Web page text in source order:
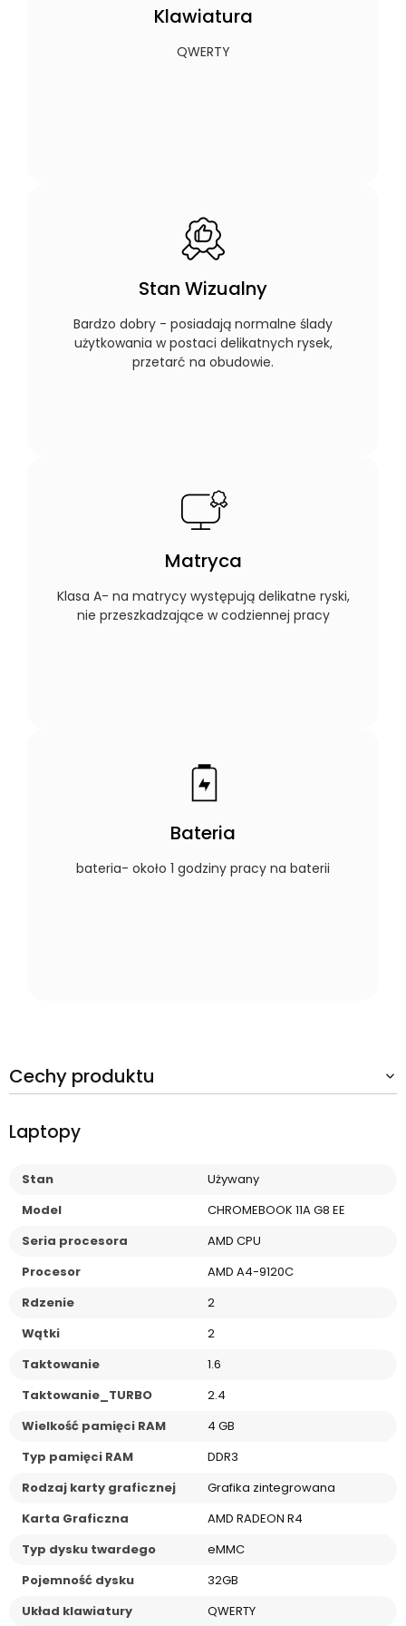
Klawiatura
QWERTY
Stan Wizualny
Bardzo dobry - posiadają normalne ślady
użytkowania w postaci delikatnych rysek,
przetarć na obudowie.
Matryca
Klasa A- na matrycy występują delikatne ryski,
nie przeszkadzające w codziennej pracy
Bateria
bateria- około 1 godziny pracy na baterii
Cechy produktu
Laptopy
Stan
Używany
Model
CHROMEBOOK 11A G8 EE
Seria procesora
AMD CPU
Procesor
AMD A4-9120C
Rdzenie
2
Wątki
2
Taktowanie
1.6
Taktowanie_TURBO
2.4
Wielkość pamięci RAM
4 GB
Typ pamięci RAM
DDR3
Rodzaj karty graficznej
Grafika zintegrowana
Karta Graficzna
AMD RADEON R4
Typ dysku twardego
eMMC
Pojemność dysku
32GB
Układ klawiatury
QWERTY